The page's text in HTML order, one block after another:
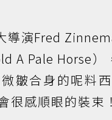
導演Fred
A Pale Horse
皺合身的呢料
很感順眼的裝